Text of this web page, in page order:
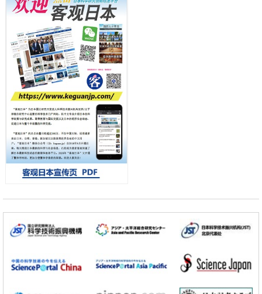
度免疫应答
政策
日本企业的研发投资应转向新技术领域——大和综研呼吁摆脱“中等技术
国家陷阱”
科学研究
【JST事业成果】开发将激光加工速度提高100万倍的新技术
经济・社会
【AI法下篇】如何应对AI的不可控性——中央大学平野晋教授专访
科学研究
日本学术会议：为保持土壤健康应采取哪些措施？探讨土壤保护与强化
的具体对策
科学研究
大阪大学开发基于水氢键网络的温度预测新方法，AI从分子排列信息中
高精度解读
经济・社会
制，有望用于开发阿尔茨海默病等疾病疗法
科学研究
经济・社会
陈小牧
容江 余锦泽
日本科学未来馆 科学交
流员